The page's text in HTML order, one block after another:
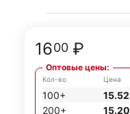
1600 ₽
Оптовые цены:
Кол-во
100+
200+
Цена
15.52
15.20